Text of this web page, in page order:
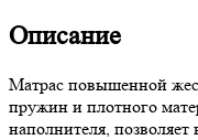
Описание
Матрас повышенной
пружин и плотного
наполнителя,